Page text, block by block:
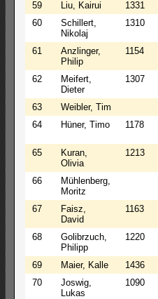
59 Liu, Kairui 1331
60
Schillert,
Nikolaj
1310
61
Anzlinger,
Philip
1154
62
Meifert,
Dieter
1307
63 Weibler, Tim
64
Hüner, Timo 1178
65
Kuran,
Olivia
1213
66
Mühlenberg,
Moritz
67
Faisz,
David
1163
68
Golibrzuch,
Philipp
1220
69 Maier, Kalle 1436
70
Joswig,
Lukas
1090